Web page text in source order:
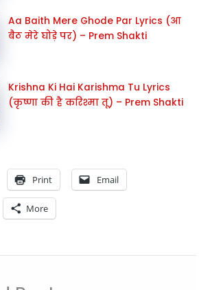
Aa Baith Mere Ghode Par Lyrics (आ
बैठ मेरे घोड़े पर) – Prem Shakti
Krishna Ki Hai Karishma Tu Lyrics
(कृष्णा की है करिश्मा तू) – Prem Shakti
Print Email
More